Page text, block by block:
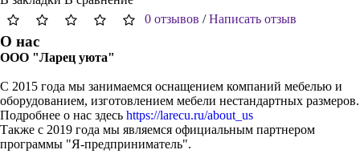
0 отзывов /Написать отзыв
О нас
ООО "Ларец уюта"
С 2015 года мы занимаемся оснащением компаний мебелью и
оборудованием, изготовлением мебели нестандартных размеров.
Подробнее о нас здесь https://larecu.ru/about_us
Также с 2019 года мы являемся официальным партнером
программы "Я-предприниматель".